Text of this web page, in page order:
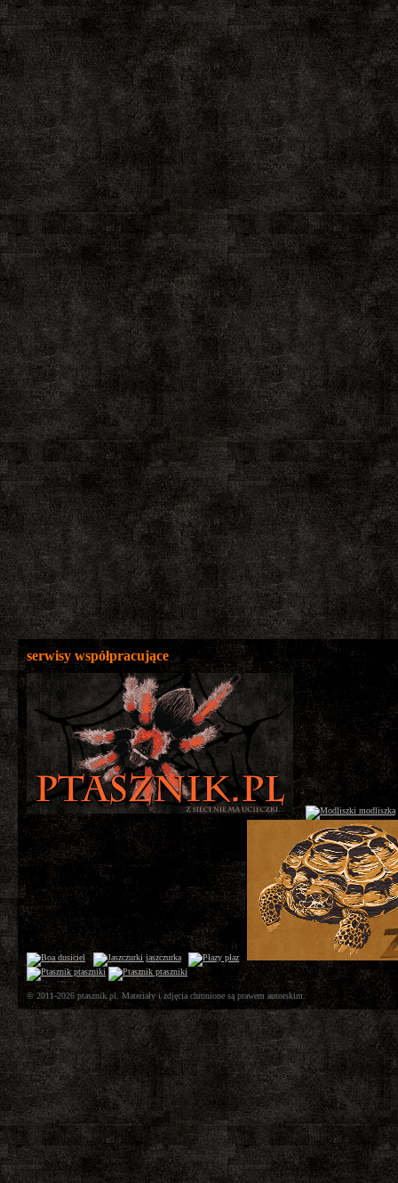
serwisy współpracujące
© 2011-2026 ptasznik.pl. Materiały i zdjęcia chronione są prawem autorskim.